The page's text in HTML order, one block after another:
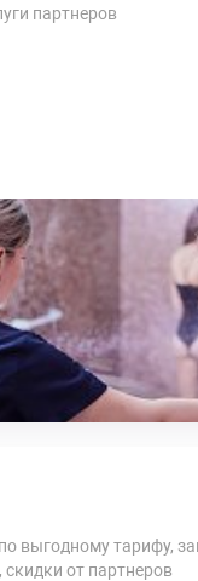
партнеров
выгодному тарифу,
от партнеров